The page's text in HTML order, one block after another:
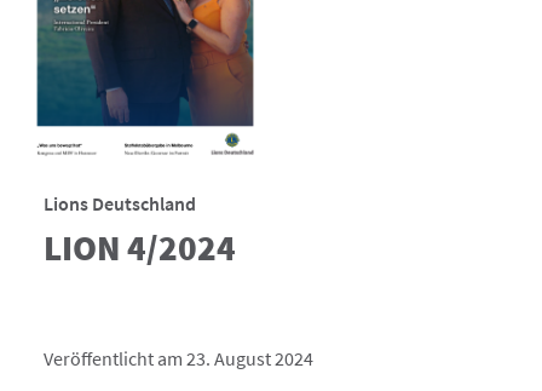
Lions Deutschland
LION 4/2024
Veröffentlicht am 23. August 2024